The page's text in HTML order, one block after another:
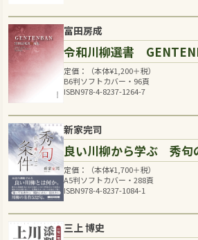
富田房成
令和川柳選書
定価：（本体¥1,200＋税）
B6判ソフトカバー・96頁
ISBN978-4-8237-1264-7
新家完司
良い川柳から学ぶ 秀句
定価：（本体¥1,700＋税）
A5判ソフトカバー・288頁
ISBN978-4-8237-1084-1
三上 博史